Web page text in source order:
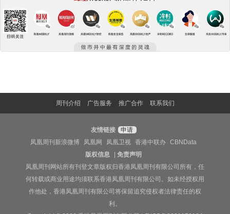
周刊介绍 广告服务 推广合作 联系我们
友情链接
申请
凤凰周刊新浪微博
凤凰网 凤凰卫视 香港中联办
CBNData
版权信息
|免责声明
凤凰周刊网站所有刊登文章版权归香港凤凰周刊有限公司所有，任
何转载或商业用途均须联系香港凤凰周刊有限公司。如未经授权用
作他处，香港凤凰周刊有限公司将保留追究侵权者法律责任的权
利。